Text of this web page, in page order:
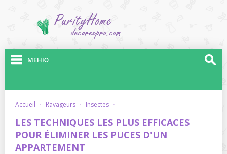
МЕНЮ
accueil · ravageurs · insectes ·
LES TECHNIQUES LES PLUS EFFICACES
POUR ÉLIMINER LES PUCES D'UN
APPARTEMENT